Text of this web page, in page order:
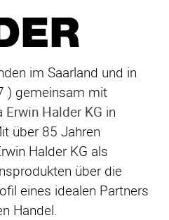
im Saarland und in
) gemeinsam mit
Erwin Halder KG in
über 85 Jahren
Halder KG als
über die
eines idealen Partners
Handel.